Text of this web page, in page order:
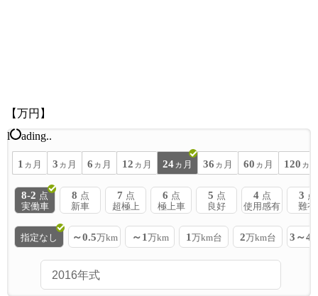
【万円】
l
ading..
1 ヵ月 3 ヵ月 6 ヵ月 12 ヵ月 24 ヵ月 36 ヵ月 60 ヵ月 120 ヵ
8-2 点
実働車
8 点
新車
7 点
超極上
6 点
極上車
5 点
良好
4 点
使用感有
3 点
難有
指定なし ～0.5万km ～1 万km 1 万km台 2万km台 3～4